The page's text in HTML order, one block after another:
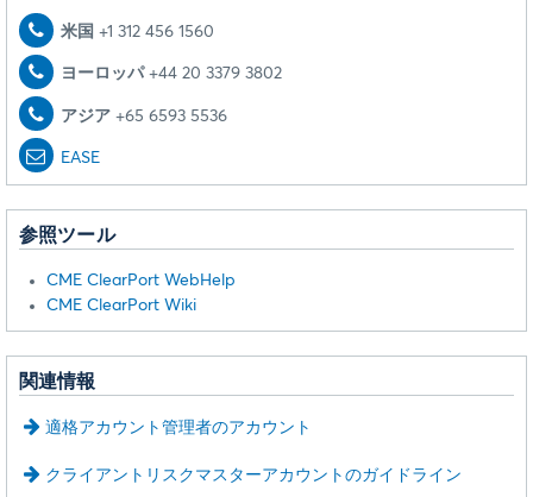
米国 +1 312 456 1560
ヨーロッパ+44 20 3379 3802
アジア +65 6593 5536
EASE
参照ツール
CME ClearPort WebHelp
CME ClearPort Wiki
関連情報
適格アカウント管理者のアカウント
クライアントリスクマスターアカウントのガイドライン